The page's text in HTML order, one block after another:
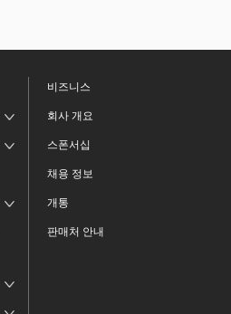
비즈니스
회사 개요
스폰서십
채용 정보
개통
판매처 안내